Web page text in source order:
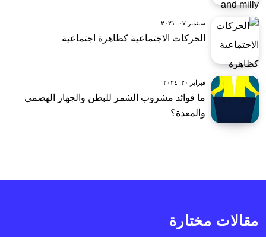
سبتمبر ٠٧, ٢٠٢١
الحركات الاجتماعية كظاهرة اجتماعية
فبراير ٢٠, ٢٠٢٤
ما فوائد مشروب الشمر للبطن والجهاز الهضمي
والمعدة؟
مقالات مختارة